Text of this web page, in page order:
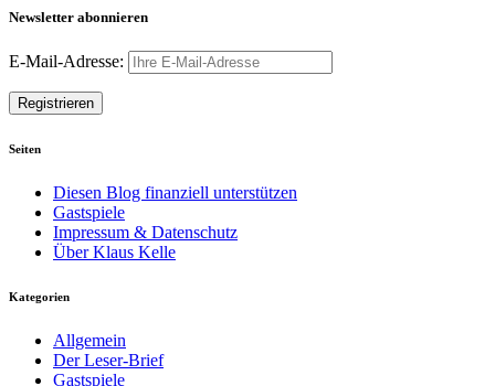
Newsletter abonnieren
E-Mail-Adresse:
Seiten
Diesen Blog finanziell unterstützen
Gastspiele
Impressum & Datenschutz
Über Klaus Kelle
Kategorien
Allgemein
Der Leser-Brief
Gastspiele